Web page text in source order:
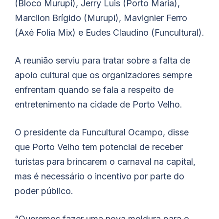
(Bloco Murupi), Jerry Luis (Porto Maria),
Marcilon Brígido (Murupi), Mavignier Ferro
(Axé Folia Mix) e Eudes Claudino (Funcultural).
A reunião serviu para tratar sobre a falta de
apoio cultural que os organizadores sempre
enfrentam quando se fala a respeito de
entretenimento na cidade de Porto Velho.
O presidente da Funcultural Ocampo, disse
que Porto Velho tem potencial de receber
turistas para brincarem o carnaval na capital,
mas é necessário o incentivo por parte do
poder público.